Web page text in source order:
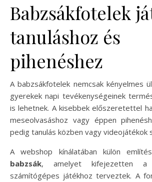
Babzsákfotelek
tanuláshoz és
pihenéshez
A babzsákfotelek nemcsak kényelmes
gyerekek napi tevékenységeinek
is lehetnek. A kisebbek előszeretettel
meseolvasáshoz vagy éppen
pedig tanulás közben vagy videojátékok
A webshop kínálatában külön
babzsák, amelyet kifejezetten a
számítógépes játékhoz terveztek. A